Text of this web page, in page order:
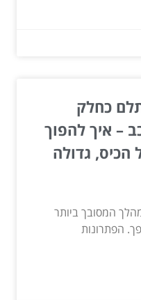
כחלק
– איך להפוך
גדולה
המסובך ביותר
הפתרונות